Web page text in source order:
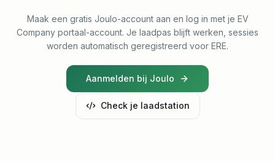
Maak een gratis Joulo-account aan en log in met je EV
Company portaal-account. Je laadpas blijft werken, sessies
worden automatisch geregistreerd voor ERE.
Aanmelden bij Joulo
Check je laadstation